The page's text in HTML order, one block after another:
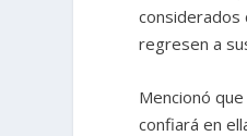
considerados
regresen a
Mencionó
confiará en